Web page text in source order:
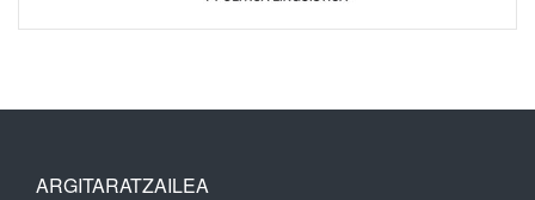
ARGITARATZAILEA